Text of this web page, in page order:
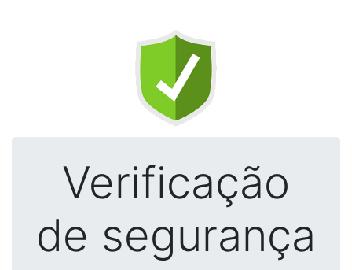
Verificação
de segurança